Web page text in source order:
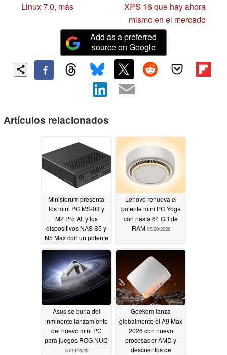
Linux 7.0, más
XPS 16 que hay ahora
mismo en el mercado
Add as a preferred
source on Google
Artículos relacionados
Minisforum presenta
los mini PC MS-03 y
M2 Pro AI, y los
dispositivos NAS S5 y
N5 Max con un potente
06/02/2026
Lenovo renueva el
potente mini PC Yoga
con hasta 64 GB de
RAM 05/20/2026
Asus se burla del
inminente lanzamiento
del nuevo mini PC
para juegos ROG NUC
05/14/2026
Geekom lanza
globalmente el A9 Max
2026 con nuevo
procesador AMD y
descuentos de